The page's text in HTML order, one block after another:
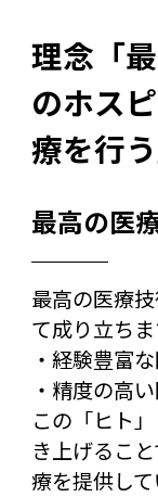
理念「
のホス
療を行う
最高の医
最高の医療
て成り立ちま
・経験豊富
・精度の高
この「ヒト
き上げるこ
療を提供して